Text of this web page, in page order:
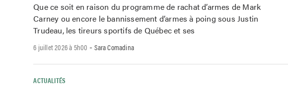
Que ce soit en raison du programme de rachat d’armes de Mark
Carney ou encore le bannissement d’armes à poing sous Justin
Trudeau, les tireurs sportifs de Québec et ses
6 juillet 2026 à 5h00 -Sara Comadina
ACTUALITÉS